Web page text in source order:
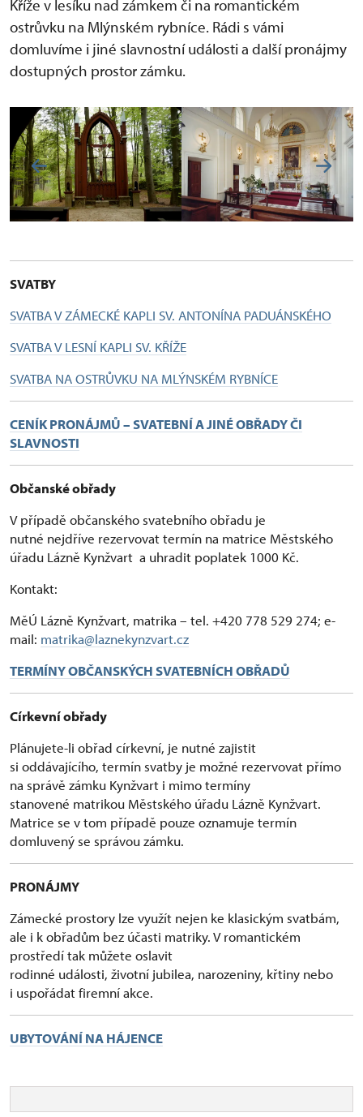
Kříže v lesíku nad zámkem či na romantickém
ostrůvku na Mlýnském rybníce. Rádi s vámi
domluvíme i jiné slavnostní události a další pronájmy
dostupných prostor zámku.
SVATBY
SVATBA V ZÁMECKÉ KAPLI SV. ANTONÍNA PADUÁNSKÉHO
SVATBA V LESNÍ KAPLI SV. KŘÍŽE
SVATBA NA OSTRŮVKU NA MLÝNSKÉM RYBNÍCE
CENÍK PRONÁJMŮ– SVATEBNÍ A JINÉ OBŘADY ČI
SLAVNOSTI
Občanské obřady
V případě občanského svatebního obřadu je
nutné nejdříve rezervovat termín na matrice Městského
úřadu Lázně Kynžvart a uhradit poplatek 1000 Kč.
Kontakt:
MěÚ Lázně Kynžvart, matrika – tel. +420 778 529 274; e-
mail: matrika@laznekynzvart.cz
TERMÍNY OBČANSKÝCH SVATEBNÍCH OBŘADŮ
Církevní obřady
Plánujete-li obřad církevní, je nutné zajistit
si oddávajícího, termín svatby je možné rezervovat přímo
na správě zámku Kynžvart i mimo termíny
stanovené matrikou Městského úřadu Lázně Kynžvart.
Matrice se v tom případě pouze oznamuje termín
domluvený se správou zámku.
PRONÁJMY
Zámecké prostory lze využít nejen ke klasickým svatbám,
ale i k obřadům bez účasti matriky. V romantickém
prostředí tak můžete oslavit
rodinné události, životní jubilea, narozeniny, křtiny nebo
i uspořádat firemní akce.
UBYTOVÁNÍ NA HÁJENCE